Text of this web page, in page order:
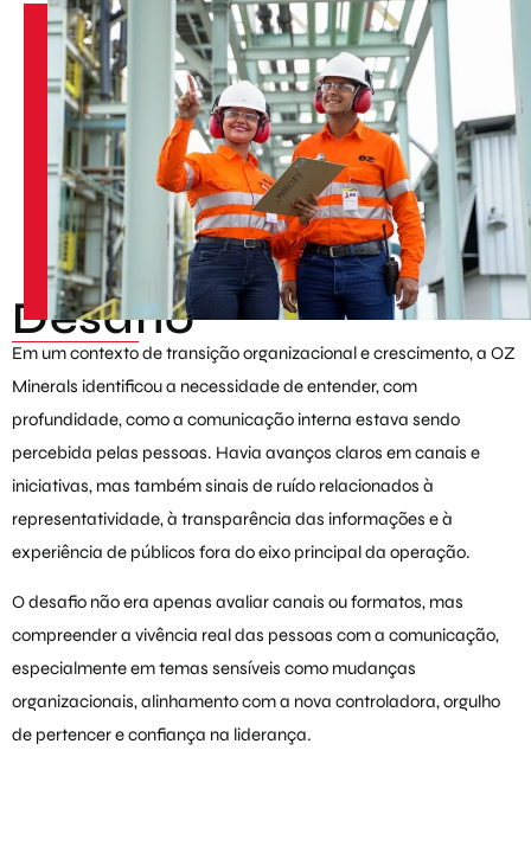
Desafio
Em um contexto de transição organizacional e crescimento, a OZ
Minerals identificou a necessidade de entender, com
profundidade, como a comunicação interna estava sendo
percebida pelas pessoas. Havia avanços claros em canais e
iniciativas, mas também sinais de ruído relacionados à
representatividade, à transparência das informações e à
experiência de públicos fora do eixo principal da operação.
O desafio não era apenas avaliar canais ou formatos, mas
compreender a vivência real das pessoas com a comunicação,
especialmente em temas sensíveis como mudanças
organizacionais, alinhamento com a nova controladora, orgulho
de pertencer e confiança na liderança.